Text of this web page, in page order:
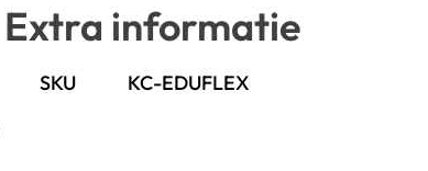
Extra informatie
SKU KC-EDUFLEX